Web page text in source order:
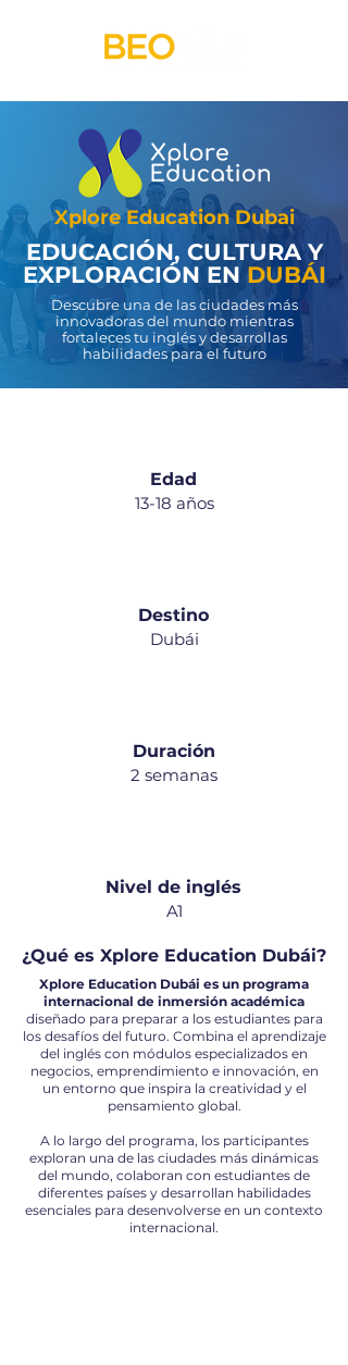
Xplore Education Dubai
EDUCACIÓN, CULTURA Y
EXPLORACIÓN EN DUBÁI
Descubre una de las ciudades más
innovadoras del mundo mientras
fortaleces tu inglés y desarrollas
habilidades para el futuro
Edad
13-18 años
Destino
Dubái
Duración
2 semanas
Nivel de inglés
A1
¿Qué es Xplore Education Dubái?
Xplore Education Dubái es un programa
internacional de inmersión académica
diseñado para preparar a los estudiantes para
los desafíos del futuro. Combina el aprendizaje
del inglés con módulos especializados en
negocios, emprendimiento e innovación, en
un entorno que inspira la creatividad y el
pensamiento global.
A lo largo del programa, los participantes
exploran una de las ciudades más dinámicas
del mundo, colaboran con estudiantes de
diferentes países y desarrollan habilidades
esenciales para desenvolverse en un contexto
internacional.